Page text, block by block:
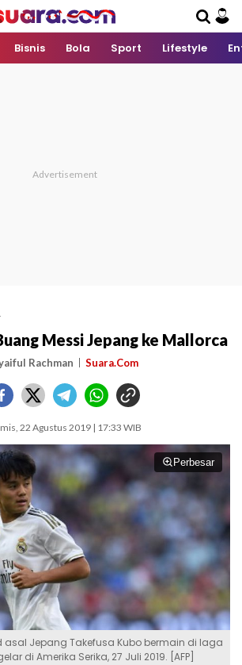
Bisnis Bola Sport Lifestyle
Messi Jepang ke Mallorca
Rachman Suara.Com
22 Agustus 2019 | 17:33 WIB
Perbesar
asal Jepang Takefusa Kubo bermain di laga
di Amerika Serika, 27 Juli 2019. [AFP]